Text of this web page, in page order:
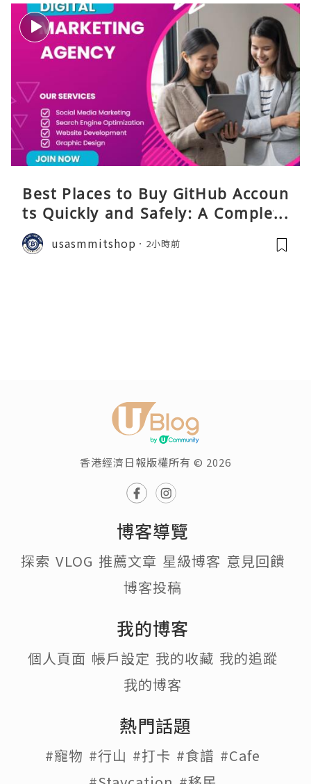
Best Places to Buy GitHub Accoun
ts Quickly and Safely: A Complete
Guide
usasmmitshop 2小時前
香港經濟日報版權所有 © 2026
博客導覽
探索 VLOG 推薦文章 星級博客 意見回饋
博客投稿
我的博客
個人頁面 帳戶設定 我的收藏 我的追蹤
我的博客
熱門話題
#寵物 #行山 #打卡 #食譜 #Cafe